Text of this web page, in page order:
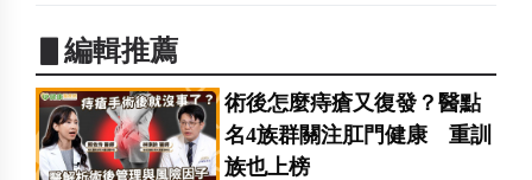
▋編輯推薦
術後怎麼痔瘡又復發？醫點
名4族群關注肛門健康 重訓
族也上榜